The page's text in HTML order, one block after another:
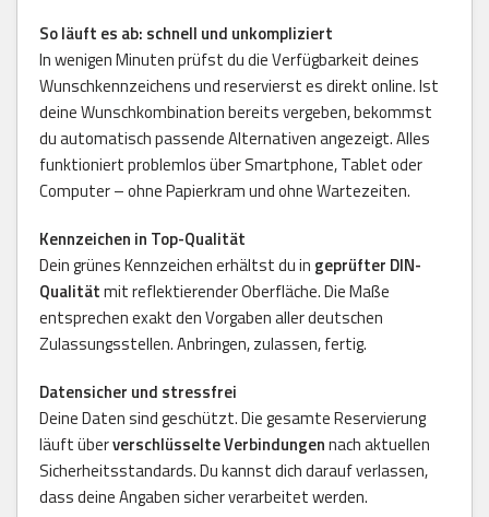
So läuft es ab: schnell und unkompliziert
In wenigen Minuten prüfst du die Verfügbarkeit deines
Wunschkennzeichens und reservierst es direkt online. Ist
deine Wunschkombination bereits vergeben, bekommst
du automatisch passende Alternativen angezeigt. Alles
funktioniert problemlos über Smartphone, Tablet oder
Computer – ohne Papierkram und ohne Wartezeiten.
Kennzeichen in Top-Qualität
Dein grünes Kennzeichen erhältst du in geprüfter DIN-
Qualitätmit reflektierender Oberfläche. Die Maße
entsprechen exakt den Vorgaben aller deutschen
Zulassungsstellen. Anbringen, zulassen, fertig.
Datensicher und stressfrei
Deine Daten sind geschützt. Die gesamte Reservierung
läuft überverschlüsselte Verbindungennach aktuellen
Sicherheitsstandards. Du kannst dich darauf verlassen,
dass deine Angaben sicher verarbeitet werden.